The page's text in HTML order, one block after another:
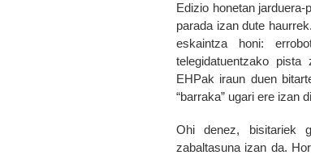
Edizio honetan
parada izan dute
eskaintza honi:
telegidatuentzako
EHPak iraun duen
“barraka” ugari ere izan
Ohi denez, bisitariek
zabaltasuna izan da.